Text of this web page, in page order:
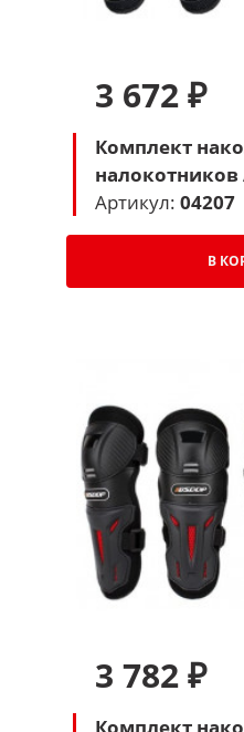
3 672 ₽
Комплект
налокотников
детский
Артикул: 04207
В
3 782 ₽